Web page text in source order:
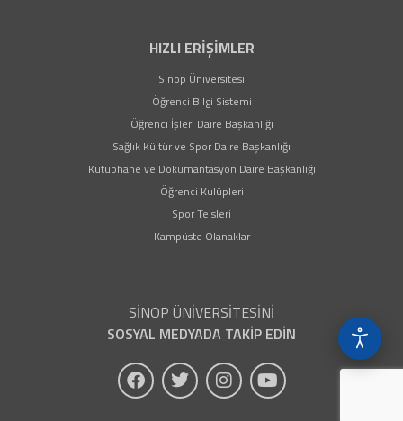
HIZLI ERİŞİMLER
Sinop Üniversitesi
Öğrenci Bilgi Sistemi(yeni sekmede açılır)
Öğrenci İşleri Daire Başkanlığı(yeni sekmede açılır)
Sağlık Kültür ve Spor Daire Başkanlığı
Kütüphane ve Dokumantasyon Daire Başkanlığı(yeni sekmede
Öğrenci Kulüpleri(yeni sekmede açılır)
Spor Teisleri
Kampüste Olanaklar
SİNOP ÜNİVERSİTESİNİ
SOSYAL MEDYADA TAKİP EDİN
(yeni sekmede açılır)
(yeni sekmede açılır)
(yeni sekmede açılır)
(yeni sekmede